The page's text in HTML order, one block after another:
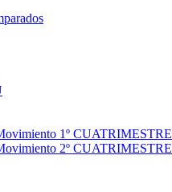
1º CUATRIMESTRE
2º CUATRIMESTRE